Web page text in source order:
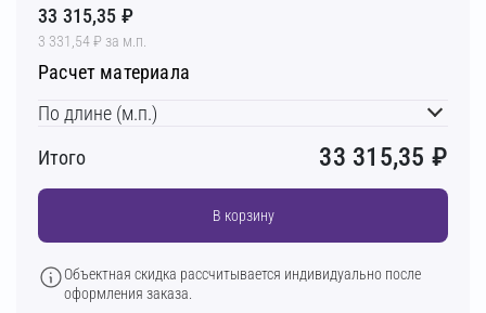
33 315,35 ₽
3 331,54 ₽ за м.п.
Расчет материала
По длине (м.п.)
Итого
33 315,35 ₽
В корзину
Объектная скидка рассчитывается индивидуально после
оформления заказа.